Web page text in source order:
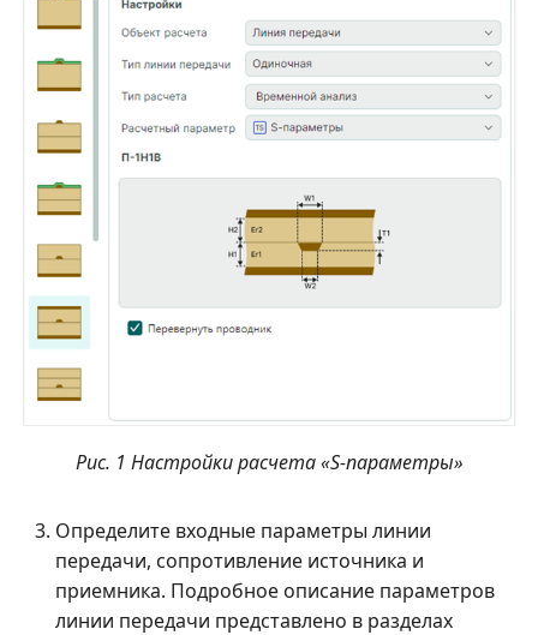
Рис. 1 Настройки расчета «S-параметры»
Определите входные параметры линии
передачи, сопротивление источника и
приемника. Подробное описание параметров
линии передачи представлено в разделах